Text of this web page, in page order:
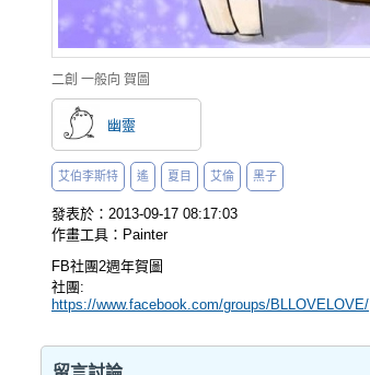
二創 一般向 賀圖
幽靈
艾伯李斯特 遙 夏目 艾倫 黑子
發表於：2013-09-17 08:17:03
作畫工具：Painter
FB社團2週年賀圖
社團:
https://www.facebook.com/groups/BLLOVELOVE/